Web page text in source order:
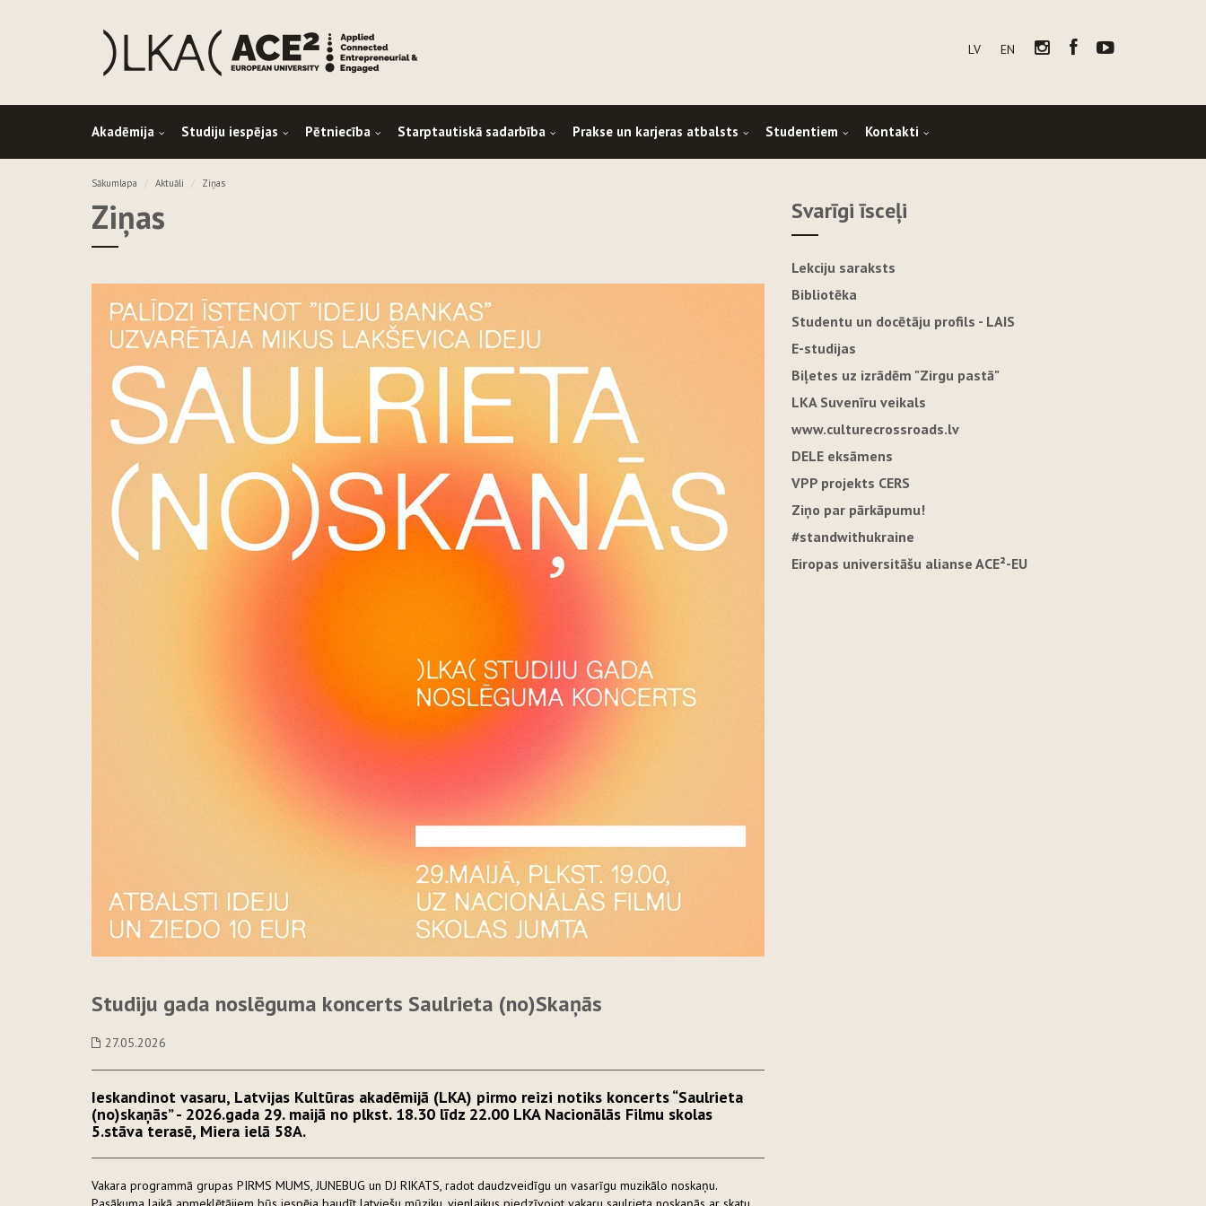
LV EN
Akadēmija Studiju iespējas Pētniecība Starptautiskā sadarbība Prakse un karjeras atbalsts Studentiem Kontakti
Sākumlapa Aktuāli Ziņas
Ziņas
Studiju gada noslēguma koncerts Saulrieta (no)Skaņās
27.05.2026
Ieskandinot vasaru, Latvijas Kultūras akadēmijā (LKA) pirmo reizi notiks koncerts “Saulrieta
(no)skaņās” - 2026.gada 29. maijā no plkst. 18.30 līdz 22.00 LKA Nacionālās Filmu skolas
5.stāva terasē, Miera ielā 58A.
Vakara programmā grupas PIRMS MUMS, JUNEBUG un DJ RIKATS, radot daudzveidīgu un vasarīgu muzikālo noskaņu.
Svarīgi īsceļi
Lekciju saraksts
Bibliotēka
Studentu un docētāju profils - LAIS
E-studijas
Biļetes uz izrādēm "Zirgu pastā"
LKA Suvenīru veikals
www.culturecrossroads.lv
DELE eksāmens
VPP projekts CERS
Ziņo par pārkāpumu!
#standwithukraine
Eiropas universitāšu alianse ACE²-EU